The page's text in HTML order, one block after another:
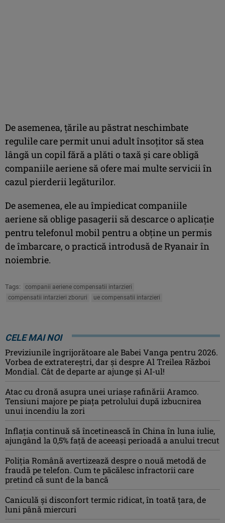
De asemenea, ţările au păstrat neschimbate
regulile care permit unui adult însoţitor să stea
lângă un copil fără a plăti o taxă şi care obligă
companiile aeriene să ofere mai multe servicii în
cazul pierderii legăturilor.
De asemenea, ele au împiedicat companiile
aeriene să oblige pasagerii să descarce o aplicaţie
pentru telefonul mobil pentru a obţine un permis
de îmbarcare, o practică introdusă de Ryanair în
noiembrie.
Tags:
companii aeriene compensatii intarzieri
compensatii intarzieri zboruri
ue compensatii intarzieri
CELE MAI NOI
Previziunile îngrijorătoare ale Babei Vanga pentru 2026.
Vorbea de extratereștri, dar și despre Al Treilea Război
Mondial. Cât de departe ar ajunge și AI-ul!
Atac cu dronă asupra unei uriașe rafinării Aramco.
Tensiuni majore pe piața petrolului după izbucnirea
unui incendiu la zori
Inflaţia continuă să încetinească în China în luna iulie,
ajungând la 0,5% faţă de aceeaşi perioadă a anului trecut
Poliția Română avertizează despre o nouă metodă de
fraudă pe telefon. Cum te păcălesc infractorii care
pretind că sunt de la bancă
Caniculă şi disconfort termic ridicat, în toată ţara, de
luni până miercuri